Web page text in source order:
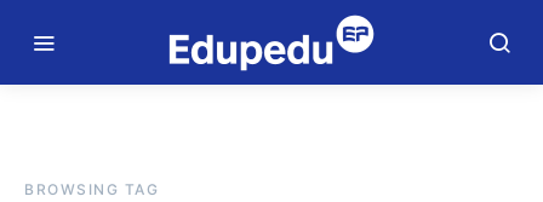
BROWSING TAG